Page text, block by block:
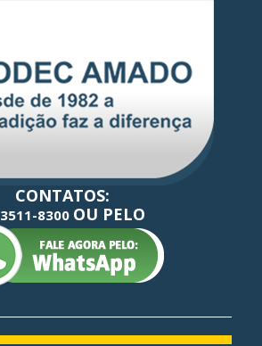
CONTATOS:
3511-8300 OU PELO